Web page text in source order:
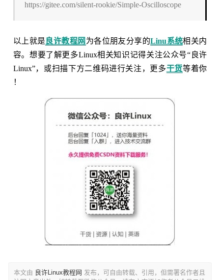
https://gitee.com/silent-rookie/Simple-Oscilloscope
以上就是 良许教程网 为各位朋友分享的Linu系统相关内
容。想要了解更多Linux相关知识记得关注公众号“良许
Linux”，或扫描下方二维码进行关注，更多干货等着你
！
本文由 良许Linux教程网 发布，可自由转载、引用，但需署名作者且